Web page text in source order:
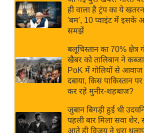
Hindi
Live
News in
Hindi
ब
र
अंतर्राष्ट्रीय
बिज़नेस
विशेषज्ञ
ही वाला है ट्रंप का ये
'बम', 10 प्वाइंट में इसके
समझें
बलूचिस्तान का 70% क्षेत्र
खैबर को तालिबान ने
PoK में गोलियों से आवाज
दबाया, किस पाकिस्तान
कर रहे मुनीर-शहबाज?
जुबान बिगड़ी हुई थी
पहली बार मिला सवा शेर,
आते ही विजय ने धरा